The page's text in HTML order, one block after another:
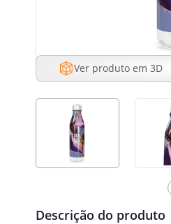
Ver produto em 3D
Descrição do produto